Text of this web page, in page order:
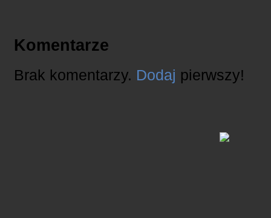
Komentarze
Brak komentarzy. Dodaj pierwszy!